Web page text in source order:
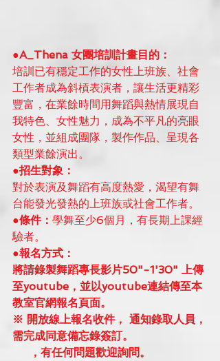
●A_Thena 女團培訓計畫目的：
培訓已有穩定工作的女性上班族、社會
工作者成為斜槓表演者，讓生活更精彩
豐富，在業餘時間用舞蹈與熱情展現自
我特色、女性魅力，成為不平凡的亮眼
女性，並組成團隊，製作作品、呈現各
類型業餘演出。
●招生對象：
對於表演及舞蹈有高度熱愛，渴望有舞
台能發光發熱的上班族或社會工作者。
●條件： 學舞至少6個月，有長期上課經
驗者。
●報名方式：
將請錄製舞蹈專長影片50"-1'30" 上傳
至youtube，並以youtube連結傳至本
教室官網報名頁面。
※ 開放線上報名收件， 通知錄取人員，
需完成同意備忘錄簽訂。
     ，有任何問題歡迎詢問。